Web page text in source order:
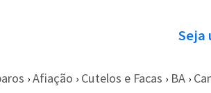
Seja
› Afiação › Cutelos e Facas › BA ›